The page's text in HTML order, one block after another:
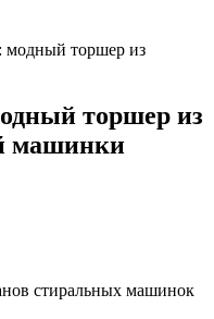
модный торшер из
торшер из
машинки